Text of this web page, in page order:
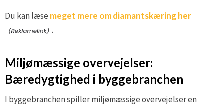
Du kan læse meget mere om diamantskæring her
.
Miljømæssige overvejelser:
Bæredygtighed i byggebranchen
I byggebranchen spiller miljømæssige overvejelser en